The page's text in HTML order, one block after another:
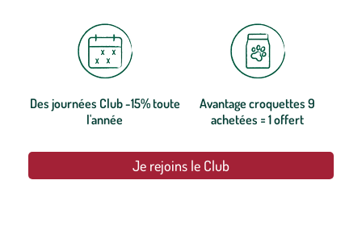
Des journées Club -15% toute
l'année
Avantage croquettes 9
achetées = 1 offert
Je rejoins le Club